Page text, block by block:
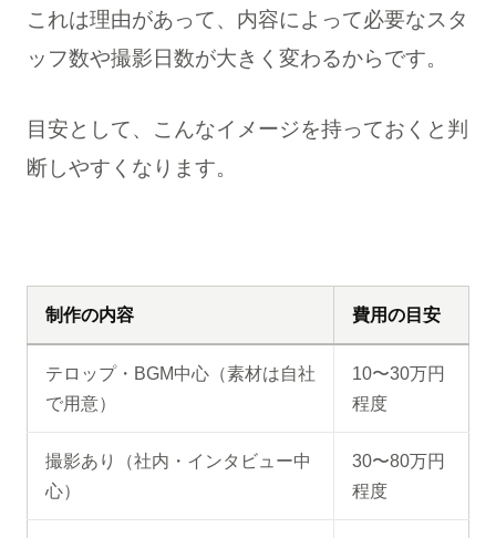
これは理由があって、内容によって必要なスタ
ッフ数や撮影日数が大きく変わるからです。
目安として、こんなイメージを持っておくと判
断しやすくなります。
制作の内容 費用の目安
テロップ・BGM中心（素材は自社
で用意）
10〜30万円
程度
撮影あり（社内・インタビュー中
心）
30〜80万円
程度